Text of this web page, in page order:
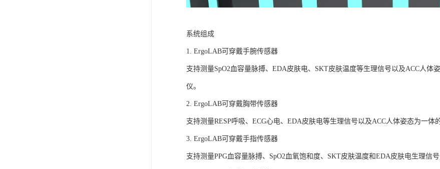
系统组成
1. ErgoLAB可穿戴手腕传感器
支持测量SpO2血容量脉搏、EDA皮肤电、SKT皮肤温度等生理信号以及ACC人体
仪。
2. ErgoLAB可穿戴胸带传感器
支持测量RESP呼吸、ECG心电、EDA皮肤电等生理信号以及ACC人体姿态为一体
3. ErgoLAB可穿戴手指传感器
支持测量PPG血容量脉搏、SpO2血氧饱和度、SKT皮肤温度和EDA皮肤电生理信